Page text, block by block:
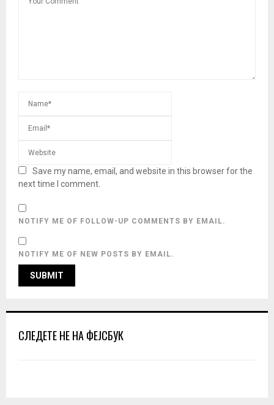
Save my name, email, and website in this browser for the
next time I comment.
NOTIFY ME OF FOLLOW-UP COMMENTS BY EMAIL.
NOTIFY ME OF NEW POSTS BY EMAIL.
СЛЕДЕТЕ НЕ НА ФЕЈСБУК